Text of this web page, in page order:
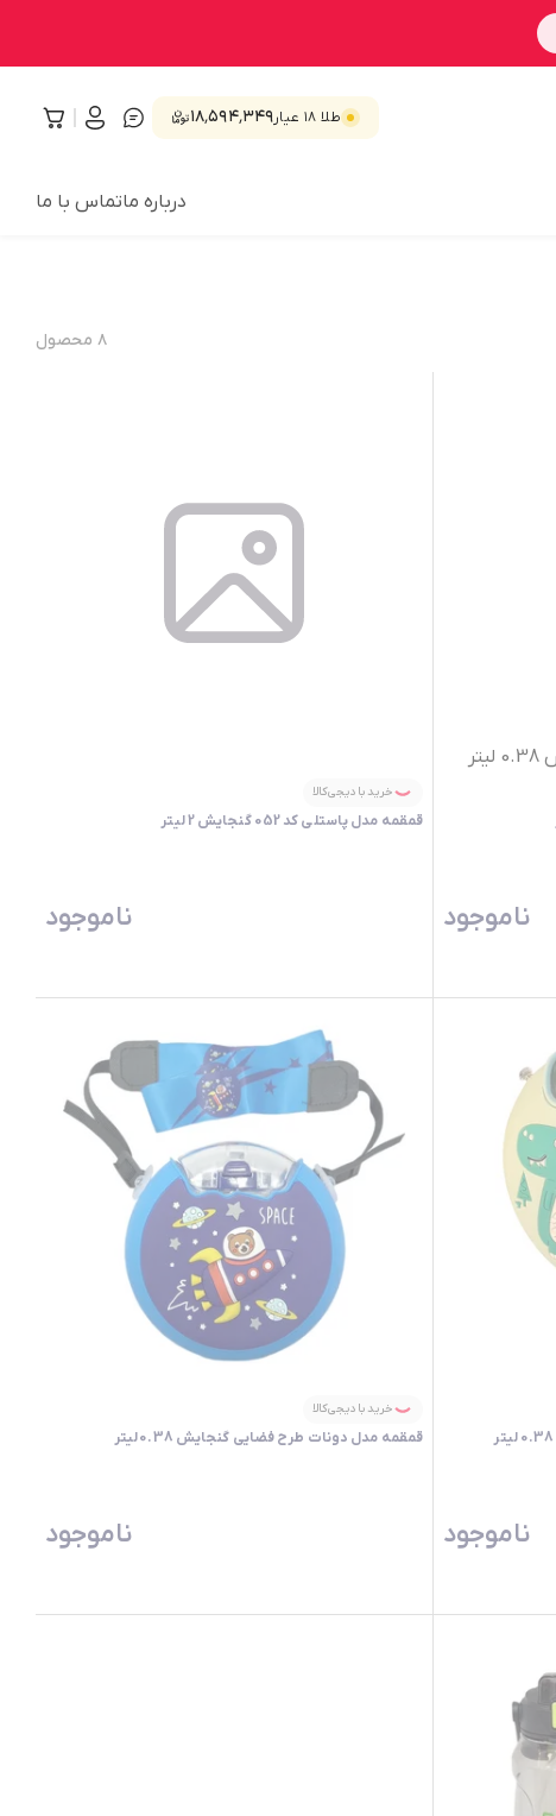
طلا ۱۸ عیار ۱۸٬۵۹۴٬۳۴۹
درباره ماتماس با ما
۸ محصول
ناموجود
خرید با دیجی‌کالا
قمقمه مدل پاستلی کد 052 گنجایش 2 لیتر
ناموجود
ناموجود
خرید با دیجی‌کالا
قمقمه مدل دونات طرح فضایی گنجایش 0.38 لیتر
ناموجود